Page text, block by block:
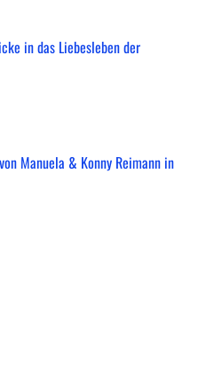
in das Liebesleben der
Manuela & Konny Reimann in